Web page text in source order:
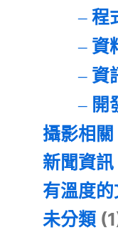
程
資
資
開
攝影相關
新聞資訊
有溫度的
未分類